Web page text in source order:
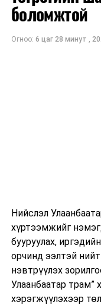
ам.доллар
боломжтой
Огноо: 6 цаг 28 минут
Нийслэл
хүртээмжийг
бууруулах,
орчинд ээлтэй
нэвтрүүлэх
Улаанбаатар трам”
хэрэгжүүлэхээр